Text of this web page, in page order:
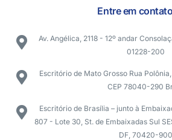
Entre em contato
Av. Angélica, 2118 - 12º andar
01228-200
Escritório de Mato Grosso Rua
CEP 78040-290
Escritório de Brasília – junto à
807 - Lote 30, St. de Embaixadas Sul
DF, 70420-900